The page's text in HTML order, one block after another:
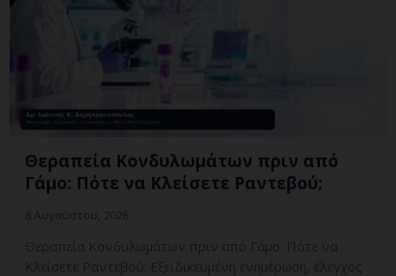
Θεραπεία Κονδυλωμάτων πριν από
Γάμο: Πότε να Κλείσετε Ραντεβού;
Θεραπεία Κονδυλωμάτων πριν από Γάμο: Πότε να
Κλείσετε Ραντεβού; Εξειδικευμένη ενημέρωση, έλεγχος